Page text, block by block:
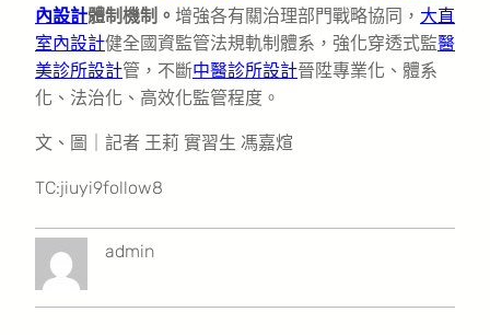
內設計體制機制。 增強各有關治理部門戰略協同， 大直
室內設計健全國資監管法規軌制體系，強化穿透式監醫
美診所設計管，不斷中醫診所設計晉陞專業化、體系
化、法治化、高效化監管程度。
文、圖｜記者 王莉 實習生 馮嘉煊
TC:jiuyi9follow8
admin